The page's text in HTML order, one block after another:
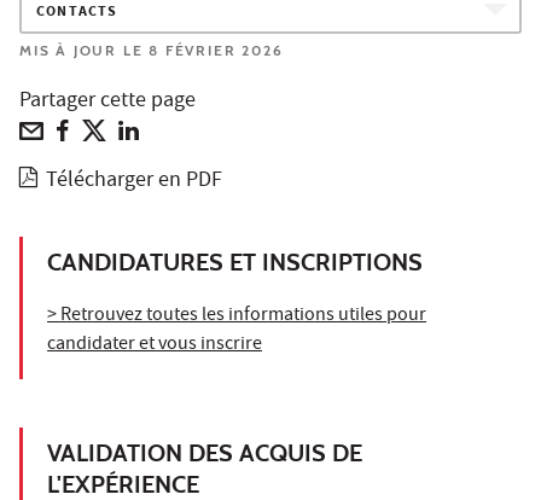
CONTACTS
MIS À JOUR LE 8 FÉVRIER 2026
Partager cette page
Télécharger en PDF
CANDIDATURES ET INSCRIPTIONS
> Retrouvez toutes les informations utiles pour
candidater et vous inscrire
VALIDATION DES ACQUIS DE
L'EXPÉRIENCE